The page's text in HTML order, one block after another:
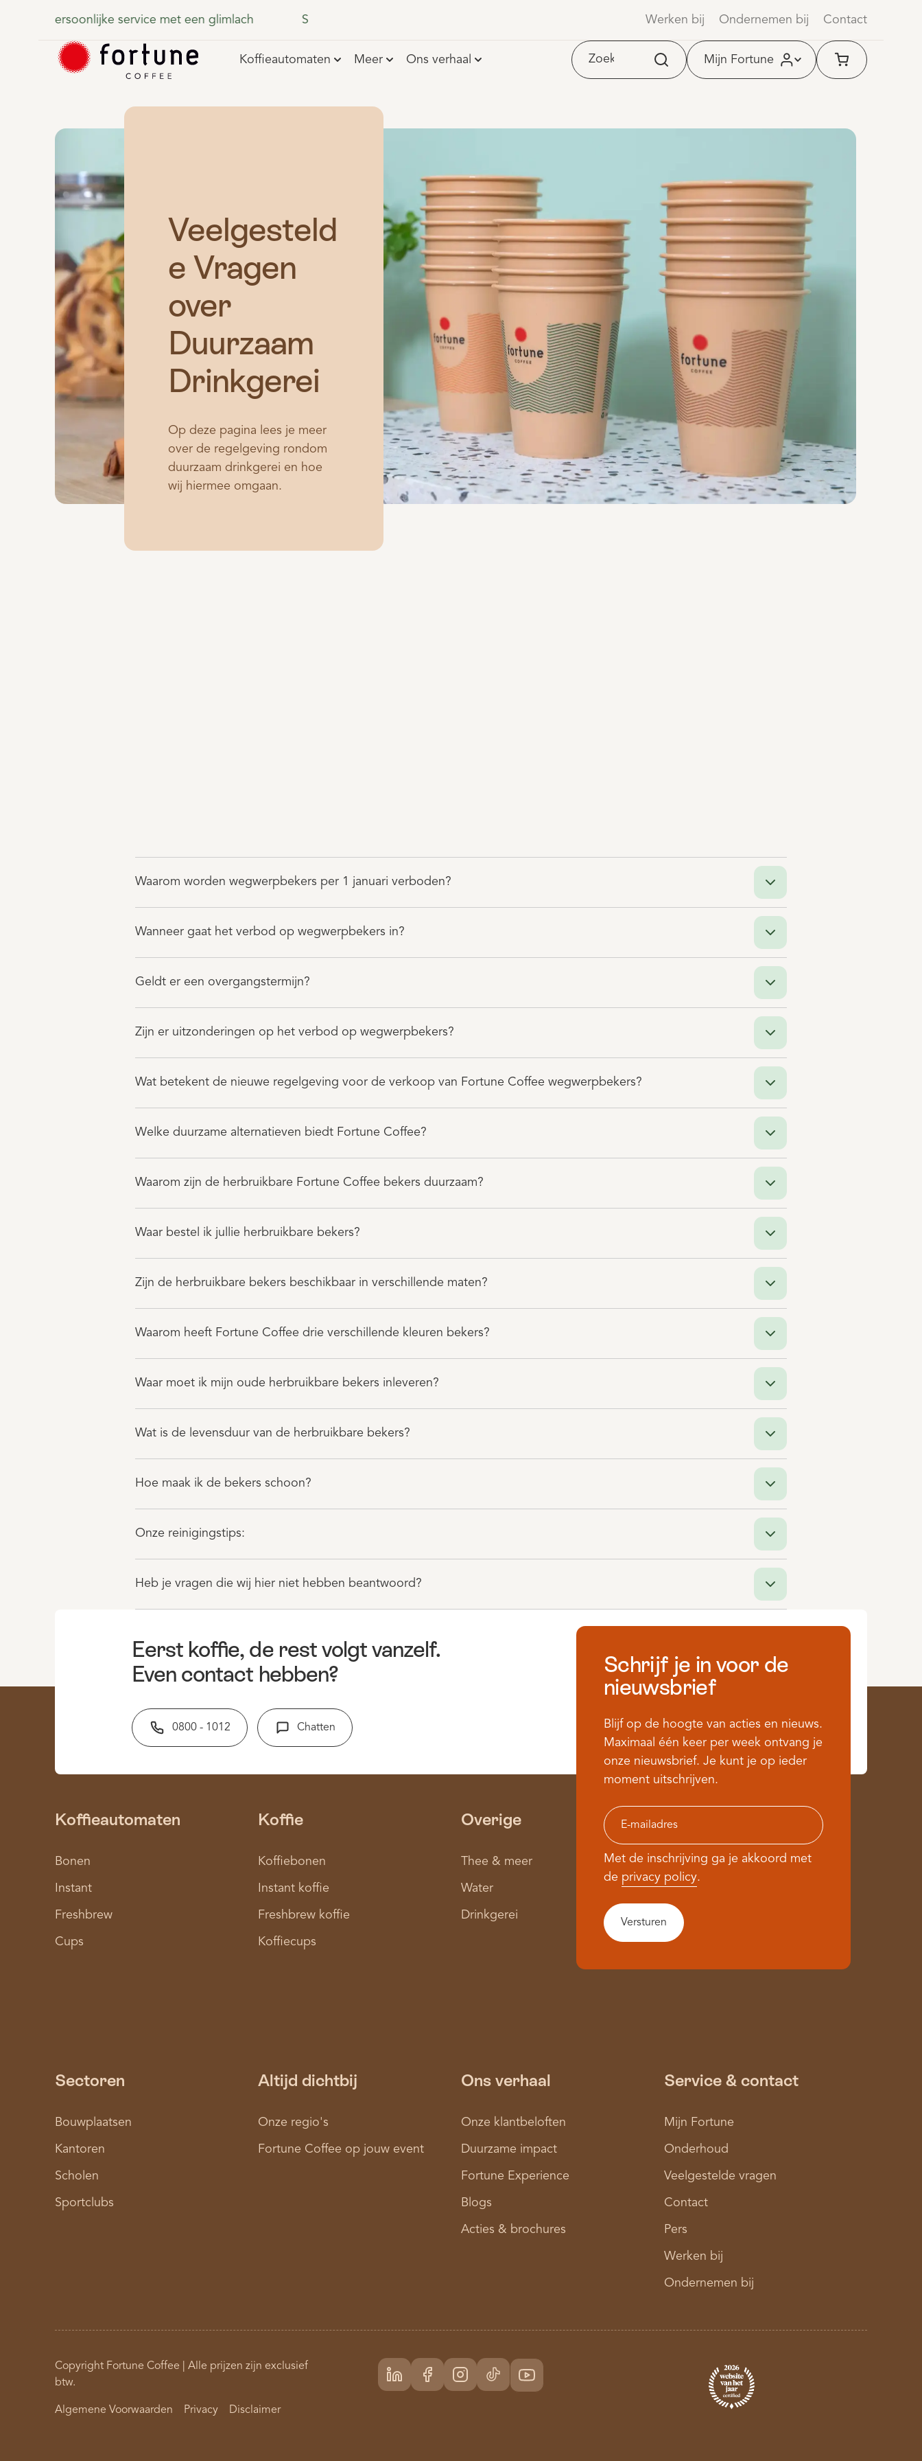
Snelle levering, altijd dichtbij Geen contractWerken bij Ondernemen bij Contact
Koffieautomaten Meer Ons verhaal Mijn Fortune
Veelgesteld
e Vragen
over
Duurzaam
Drinkgerei
Op deze pagina lees je meer
over de regelgeving rondom
duurzaam drinkgerei en hoe
wij hiermee omgaan.
Waarom worden wegwerpbekers per 1 januari verboden?
Wanneer gaat het verbod op wegwerpbekers in?
Geldt er een overgangstermijn?
Zijn er uitzonderingen op het verbod op wegwerpbekers?
Wat betekent de nieuwe regelgeving voor de verkoop van Fortune Coffee wegwerpbekers?
Welke duurzame alternatieven biedt Fortune Coffee?
Waarom zijn de herbruikbare Fortune Coffee bekers duurzaam?
Waar bestel ik jullie herbruikbare bekers?
Zijn de herbruikbare bekers beschikbaar in verschillende maten?
Waarom heeft Fortune Coffee drie verschillende kleuren bekers?
Waar moet ik mijn oude herbruikbare bekers inleveren?
Wat is de levensduur van de herbruikbare bekers?
Hoe maak ik de bekers schoon?
Onze reinigingstips:
Heb je vragen die wij hier niet hebben beantwoord?
Eerst koffie, de rest volgt vanzelf.
Even contact hebben?
0800 - 1012 Chatten
Schrijf je in voor de
nieuwsbrief
Blijf op de hoogte van acties en nieuws.
Maximaal één keer per week ontvang je
onze nieuwsbrief. Je kunt je op ieder
moment uitschrijven.
Met de inschrijving ga je akkoord met
de privacy policy.
Koffieautomaten
Bonen
Instant
Freshbrew
Cups
Koffie
Koffiebonen
Instant koffie
Freshbrew koffie
Koffiecups
Overige
Thee & meer
Water
Drinkgerei
Sectoren
Bouwplaatsen
Kantoren
Scholen
Sportclubs
Altijd dichtbij
Onze regio's
Fortune Coffee op jouw event
Ons verhaal
Onze klantbeloften
Duurzame impact
Fortune Experience
Blogs
Acties & brochures
Service & contact
Mijn Fortune
Onderhoud
Veelgestelde vragen
Contact
Pers
Werken bij
Ondernemen bij
Copyright Fortune Coffee | Alle prijzen zijn exclusief
btw.
Algemene Voorwaarden Privacy Disclaimer